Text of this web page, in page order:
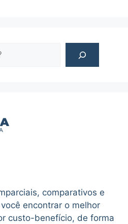
comparativos e
encontrar o melhor
custo-benefício, de forma